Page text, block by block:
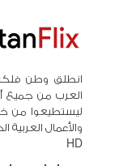
انطلق وطن
العرب من جميع
ليستطيعوا من
HD